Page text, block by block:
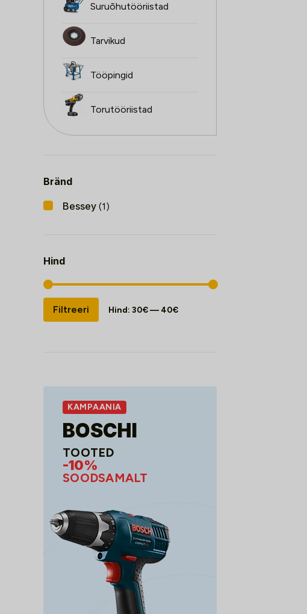
Suruõhutööriistad
Tarvikud
Tööpingid
Torutööriistad
Bränd
Bessey (1)
Hind
Minimaalne
hind
Maksimaalne
hind
Filtreeri Hind: 30€— 40€
KAMPAANIA
BOSCHI
TOOTED
-10%
SOODSAMALT